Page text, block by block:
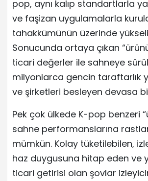
pop, aynı kalıp standartlarla
ve faşizan uygulamalarla
tahakkümünün üzerinde
Sonucunda ortaya çıkan
ticari değerler ile sahneye
milyonlarca gencin taraftarlık
ve şirketleri besleyen devasa
Pek çok ülkede K-pop benzeri
sahne performanslarına
mümkün. Kolay tüketilebilen,
haz duygusuna hitap eden ve
ticari getirisi olan şovlar